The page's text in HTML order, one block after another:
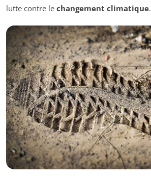
lutte contre le changement climatique.